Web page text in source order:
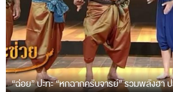
“ฉ่อย” ปะทะ “หกฉากครับจารย์” รวมพลังฮา ป